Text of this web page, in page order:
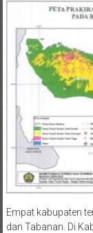
Empat kabupaten
dan Tabanan. Di